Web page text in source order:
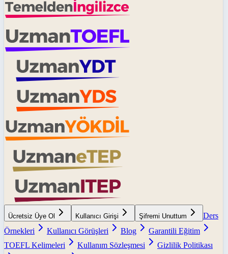
Ücretsiz Üye Ol Kullanıcı Girişi Şifremi Unuttum
Ders
Örnekleri
Kullanıcı Görüşleri Blog
Garantili Eğitim
TOEFL Kelimeleri
Kullanım Sözleşmesi
Gizlilik Politikası